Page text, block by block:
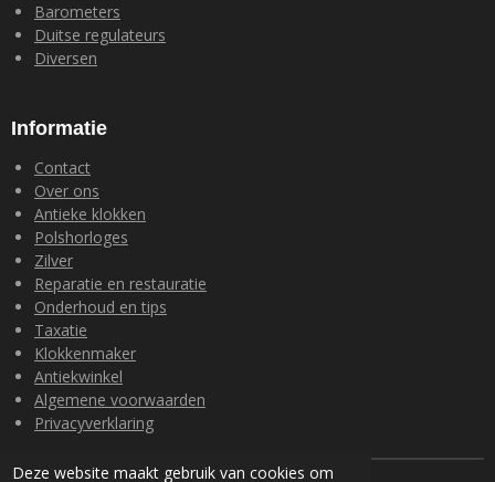
Deze website maakt gebruik van cookies om
Barometers
Duitse regulateurs
Diversen
Informatie
Contact
Over ons
Antieke klokken
Polshorloges
Zilver
Reparatie en restauratie
Onderhoud en tips
Taxatie
Klokkenmaker
Antiekwinkel
Algemene voorwaarden
Privacyverklaring